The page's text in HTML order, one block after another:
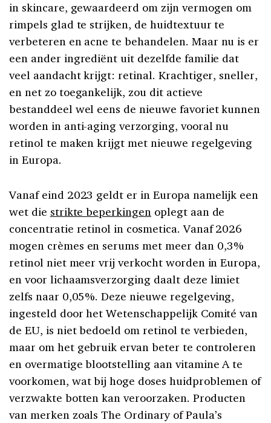
in skincare, gewaardeerd om zijn vermogen om
rimpels glad te strijken, de huidtextuur te
verbeteren en acne te behandelen. Maar nu is er
een ander ingrediënt uit dezelfde familie dat
veel aandacht krijgt: retinal. Krachtiger, sneller,
en net zo toegankelijk, zou dit actieve
bestanddeel wel eens de nieuwe favoriet kunnen
worden in anti-aging verzorging, vooral nu
retinol te maken krijgt met nieuwe regelgeving
in Europa.
Vanaf eind 2023 geldt er in Europa namelijk een
wet die strikte beperkingen oplegt aan de
concentratie retinol in cosmetica. Vanaf 2026
mogen crèmes en serums met meer dan 0,3%
retinol niet meer vrij verkocht worden in Europa,
en voor lichaamsverzorging daalt deze limiet
zelfs naar 0,05%. Deze nieuwe regelgeving,
ingesteld door het Wetenschappelijk Comité van
de EU, is niet bedoeld om retinol te verbieden,
maar om het gebruik ervan beter te controleren
en overmatige blootstelling aan vitamine A te
voorkomen, wat bij hoge doses huidproblemen of
verzwakte botten kan veroorzaken. Producten
van merken zoals The Ordinary of Paula’s